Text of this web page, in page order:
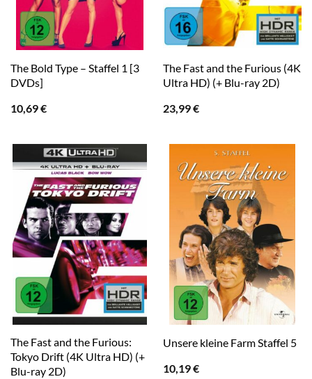
The Bold Type – Staffel 1 [3
DVDs]
10,69€
The Fast and the Furious (4K
Ultra HD) (+ Blu-ray 2D)
23,99€
The Fast and the Furious:
Tokyo Drift (4K Ultra HD) (+
Blu-ray 2D)
Unsere kleine Farm Staffel 5
10,19€